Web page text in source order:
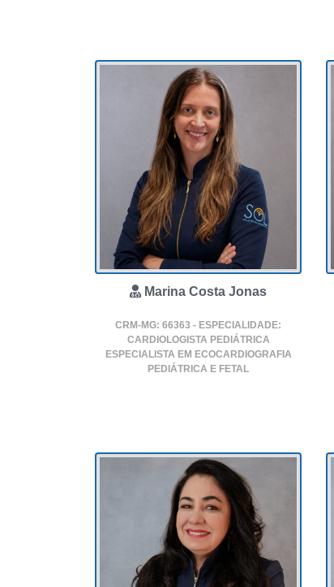
Marina Costa Jonas
CRM-MG: 66363 - ESPECIALIDADE:
CARDIOLOGISTA PEDIÁTRICA
ESPECIALISTA EM ECOCARDIOGRAFIA
PEDIÁTRICA E FETAL